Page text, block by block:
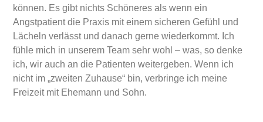
können. Es gibt nichts Schöneres als wenn ein
Angstpatient die Praxis mit einem sicheren Gefühl und
Lächeln verlässt und danach gerne wiederkommt. Ich
fühle mich in unserem Team sehr wohl – was, so denke
ich, wir auch an die Patienten weitergeben. Wenn ich
nicht im „zweiten Zuhause“ bin, verbringe ich meine
Freizeit mit Ehemann und Sohn.